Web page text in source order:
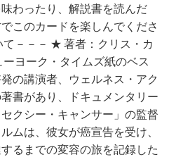
わったり、解説書を読んだ
このカードを楽しんでくださ
－－－ ★ 著者：クリス・カ
ヨーク・タイムズ紙のベス
の講演者、ウェルネス・アク
書があり、ドキュメンタリー
クシー・キャンサー」の監督
ムは、彼女が癌宣告を受け、
るまでの変容の旅を記録した